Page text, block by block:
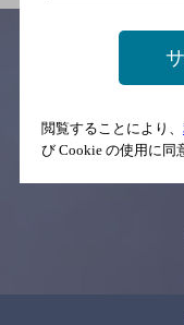
※それぞれのお店のメ
予告なし
閲覧することにより、
び Cookie の使用に同